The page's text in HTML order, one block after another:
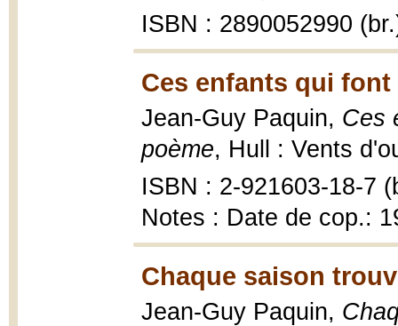
ISBN : 2890052990
Ces enfants qui font
Jean-Guy Paquin, Ces
poème, Hull : Vents
ISBN : 2-921603-18-7
Notes : Date de cop.:
Chaque saison
Jean-Guy Paquin,